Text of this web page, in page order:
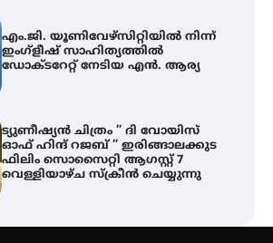
എം.ജി. യൂണിവേഴ്‌സിറ്റിയിൽ നിന്ന്
ഇംഗ്ളീഷ് സാഹിത്യത്തിൽ
ഡോക്ടറേറ്റ് നേടിയ എൻ. ആര്യ
ട്യുണീഷ്യൻ ചിത്രം ” ദി വോയിസ്
ഓഫ് ഹിന്ദ് റജബ് ” ഇരിങ്ങാലക്കുട
ഫിലിം സൊസൈറ്റി ആഗസ്റ്റ് 7
വെള്ളിയാഴ്ച സ്‌ക്രീൻ ചെയ്യുന്നു